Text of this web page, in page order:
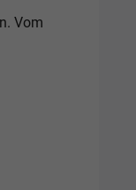
Vom